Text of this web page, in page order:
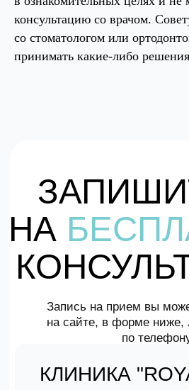
консультацию со врачом.
со стоматологом или
принимать какие-либо